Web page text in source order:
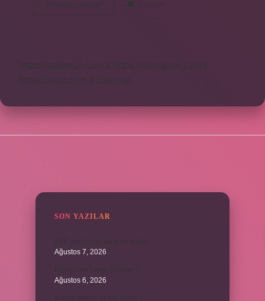
Devamını okuyun
Molar
2 Yorum
https://safderun.com.tr
https://sokoglam.com.tr
https://sinto.com.tr Sitemap
SON YAZILAR
Ağustos 7, 2026
Ağustos 6, 2026